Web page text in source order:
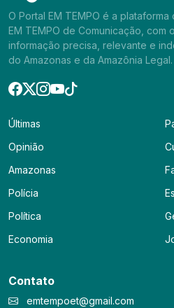
O Portal EM TEMPO é a
EM TEMPO de Comunicação, com
informação precisa, relevante e
do Amazonas e da Amazônia Legal.
Últimas
Opinião
Amazonas
Polícia
Política
Economia
Contato
emtempoet@gmail.com